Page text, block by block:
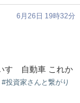
6月26日 19時32分
すゞ自動車 これか
#投資家さんと繋がり